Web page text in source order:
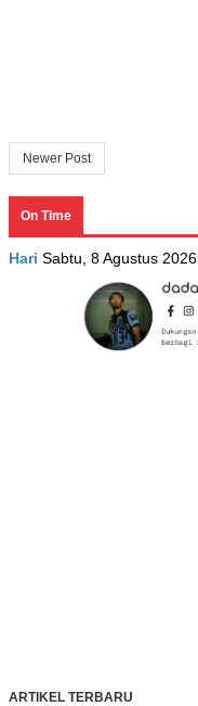
Newer Post
On Time
Hari Sabtu, 8 Agustus 2026
ARTIKEL TERBARU